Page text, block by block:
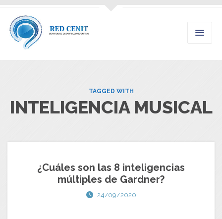
TAGGED WITH
INTELIGENCIA MUSICAL
¿Cuáles son las 8 inteligencias
múltiples de Gardner?
24/09/2020